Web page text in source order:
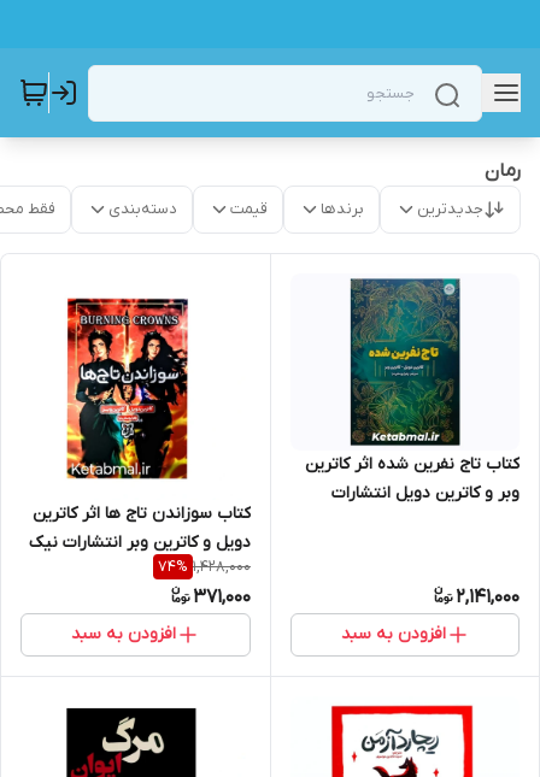
رمان
جدیدترین برندها قیمت دسته‌بندی فقط
کتاب تاج نفرین شده اثر کاترین
وبر و کاترین دویل انتشارات
2,141,000
افزودن به سبد
کتاب سوزاندن تاج ها اثر کاترین
دویل و کاترین وبر انتشارات نیک
فرجام
1,428,000
74%
371,000
افزودن به سبد